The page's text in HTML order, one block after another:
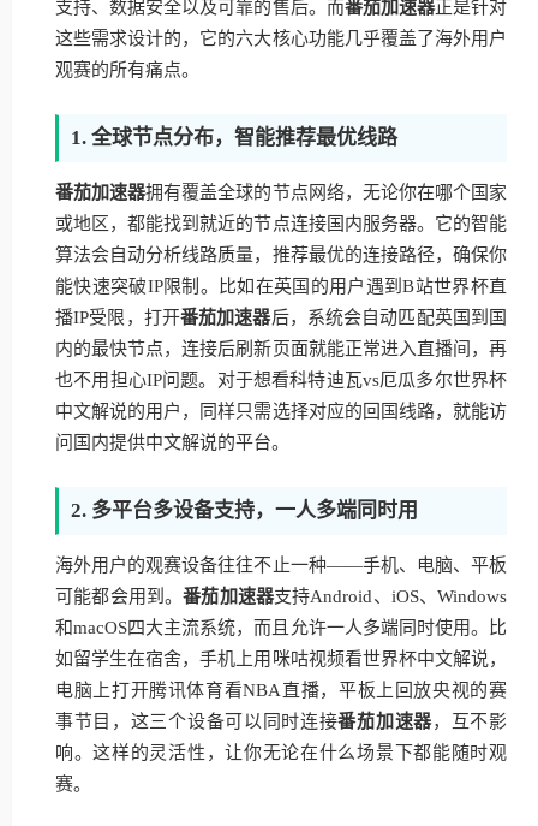
支持、数据安全以及可靠的售后。而番茄加速器正是针对
这些需求设计的，它的六大核心功能几乎覆盖了海外用户
观赛的所有痛点。
1. 全球节点分布，智能推荐最优线路
番茄加速器拥有覆盖全球的节点网络，无论你在哪个国家
或地区，都能找到就近的节点连接国内服务器。它的智能
算法会自动分析线路质量，推荐最优的连接路径，确保你
能快速突破IP限制。比如在英国的用户遇到B站世界杯直
播IP受限，打开番茄加速器后，系统会自动匹配英国到国
内的最快节点，连接后刷新页面就能正常进入直播间，再
也不用担心IP问题。对于想看科特迪瓦vs厄瓜多尔世界杯
中文解说的用户，同样只需选择对应的回国线路，就能访
问国内提供中文解说的平台。
2. 多平台多设备支持，一人多端同时用
海外用户的观赛设备往往不止一种——手机、电脑、平板
可能都会用到。番茄加速器支持Android、iOS、Windows
和macOS四大主流系统，而且允许一人多端同时使用。比
如留学生在宿舍，手机上用咪咕视频看世界杯中文解说，
电脑上打开腾讯体育看NBA直播，平板上回放央视的赛
事节目，这三个设备可以同时连接番茄加速器，互不影
响。这样的灵活性，让你无论在什么场景下都能随时观
赛。